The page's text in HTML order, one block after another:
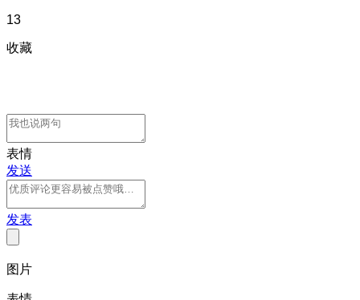
13
收藏
表情
发送
发表
图片